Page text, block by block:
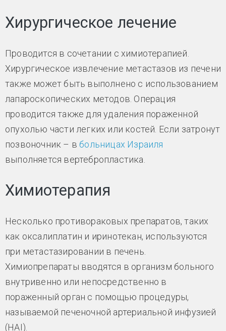
Хирургическое лечение
Проводится в сочетании с химиотерапией.
Хирургическое извлечение метастазов из печени
также может быть выполнено с использованием
лапароскопических методов. Операция
проводится также для удаления пораженной
опухолью части легких или костей. Если затронут
позвоночник – вбольницах Израиля
выполняется вертебропластика.
Химиотерапия
Несколько противораковых препаратов, таких
как оксалиплатин и иринотекан, используются
при метастазировании в печень.
Химиопрепараты вводятся в организм больного
внутривенно или непосредственно в
пораженный орган с помощью процедуры,
называемой печеночной артериальной инфузией
(HAI).